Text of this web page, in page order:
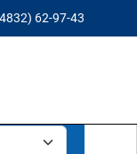
62-97-43